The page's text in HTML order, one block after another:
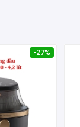
-27%